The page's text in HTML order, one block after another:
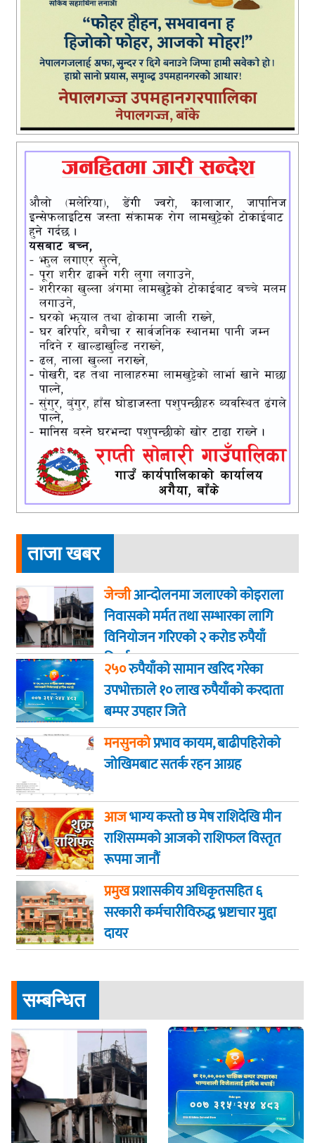
ताजा खबर
जेन्जीआन्दोलनमा जलाएकाे कोइराला
निवासको मर्मत तथा सम्भारका लागि
विनियोजन गरिएको २ करोड रुपैयाँ
फिर्ता
२५०रुपैयाँको सामान खरिद गरेका
उपभोक्ताले १० लाख रुपैयाँको करदाता
बम्पर उपहार जिते
मनसुनकोप्रभाव कायम, बाढीपहिरोको
जोखिमबाट सतर्क रहन आग्रह
आजभाग्य कस्ताे छ मेष राशिदेखि मीन
राशिसम्मको आजको राशिफल विस्तृत
रूपमा जानौं
प्रमुखप्रशासकीय अधिकृतसहित ६
सरकारी कर्मचारीविरुद्ध भ्रष्टाचार मुद्दा
दायर
सम्बन्धित